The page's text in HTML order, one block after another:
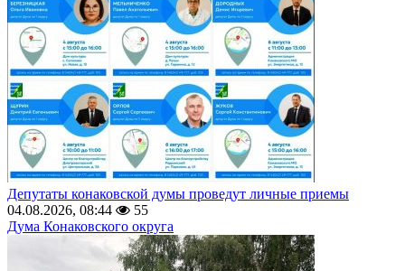
Депутаты конаковской думы проведут личные приемы
04.08.2026, 08:44
55
Дума Конаковского округа